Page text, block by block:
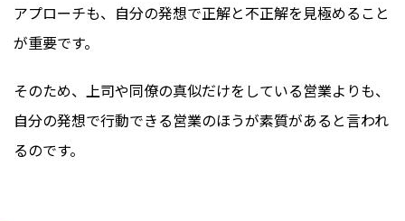
アプローチも、自分の発想で正解と不正解を見極めること
が重要です。
そのため、上司や同僚の真似だけをしている営業よりも、
自分の発想で行動できる営業のほうが素質があると言われ
るのです。